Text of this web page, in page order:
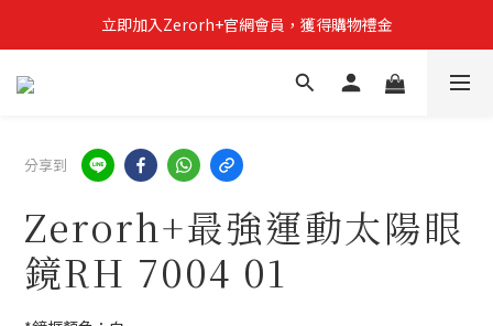
立即加入Zerorh+官網會員，獲得購物禮金
立即加入Zerorh+官網會員，獲得購物禮金
Zerorh+期間限定優惠全館滿15000折1500滿20000折2500
分享到
Zerorh+最強運動太陽眼
鏡RH 7004 01